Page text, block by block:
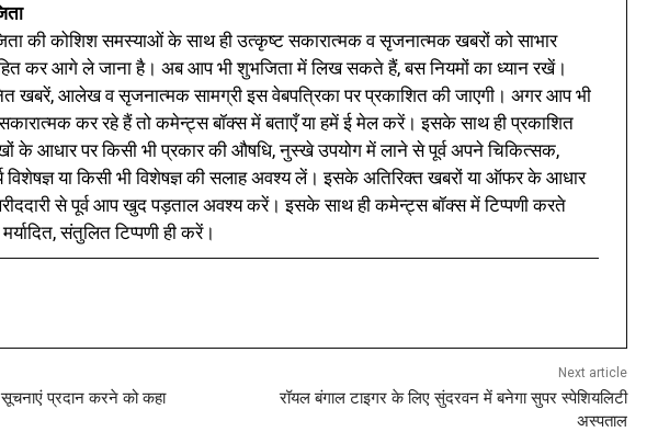
की कोशिश समस्याओं के साथ ही उत्कृष्ट सकारात्मक व सृजनात्मक खबरों को साभार
कर आगे ले जाना है। अब आप भी शुभजिता में लिख सकते हैं, बस नियमों का ध्यान रखें।
खबरें, आलेख व सृजनात्मक सामग्री इस वेबपत्रिका पर प्रकाशित की जाएगी। अगर आप भी
कर रहे हैं तो कमेन्ट्स बॉक्स में बताएँ या हमें ई मेल करें। इसके साथ ही प्रकाशित
के आधार पर किसी भी प्रकार की औषधि, नुस्खे उपयोग में लाने से पूर्व अपने चिकित्सक,
विशेषज्ञ या किसी भी विशेषज्ञ की सलाह अवश्य लें। इसके अतिरिक्त खबरों या ऑफर के आधार
से पूर्व आप खुद पड़ताल अवश्य करें। इसके साथ ही कमेन्ट्स बॉक्स में टिप्पणी करते
संतुलित टिप्पणी ही करें।
प्रदान करने को कहा
Next article
रॉयल बंगाल टाइगर के लिए सुंदरवन में बनेगा सुपर स्पेशियलिटी
अस्पताल